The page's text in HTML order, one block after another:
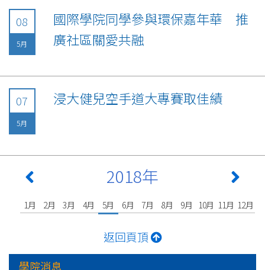
08
5月
國際學院同學參與環保嘉年華 推
廣社區關愛共融
07
5月
浸大健兒空手道大專賽取佳績
2018年
1月 2月 3月 4月 5月 6月 7月 8月 9月 10月 11月 12月
返回頁頂
學院消息